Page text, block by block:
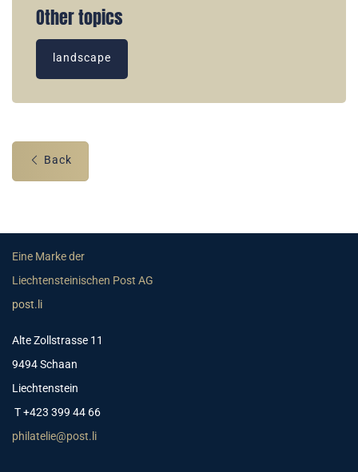
Other topics
landscape
Back
Eine Marke der
Liechtensteinischen Post AG
post.li
Alte Zollstrasse 11
9494 Schaan
Liechtenstein
T +423 399 44 66
philatelie@post.li